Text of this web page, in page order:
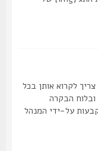
לקרוא אותן בכל
הבקרה
על-ידי המנהל